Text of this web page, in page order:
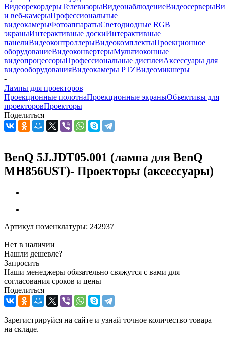
ВидеорекордерыТелевизорыВидеонаблюдениеВидеосерверы
и веб-камерыПрофессиональные
видеокамерыФотоаппаратыСветодиодные RGB
экраныИнтерактивные доскиИнтерактивные
панелиВидеоконтроллерыВидеокомплектыПроекционное
оборудованиеВидеоконвертерыМультиоконные
видеопроцессорыПрофессиональные дисплеиАксессуары для
видеооборудованияВидеокамеры PTZВидеомикшеры
-
Лампы для проекторов
Проекционные полотнаПроекционные экраныОбъективы для
проекторовПроекторы
Поделиться
BenQ 5J.JDT05.001 (лампа для BenQ
MH856UST)- Проекторы (аксессуары)
Артикул номенклатуры: 242937
Нет в наличии
Нашли дешевле?
Запросить
Наши менеджеры обязательно свяжутся с вами для
согласования сроков и цены
Поделиться
Зарегистрируйся на сайте и узнай точное количество товара
на складе.